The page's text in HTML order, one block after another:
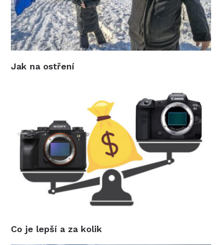
Jak na ostření
Co je lepší a za kolik